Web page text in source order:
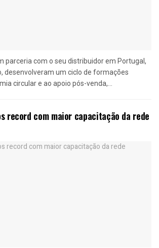
parceria com o seu distribuidor em Portugal,
desenvolveram um ciclo de formações
circular e ao apoio pós-venda,...
record com maior capacitação da rede